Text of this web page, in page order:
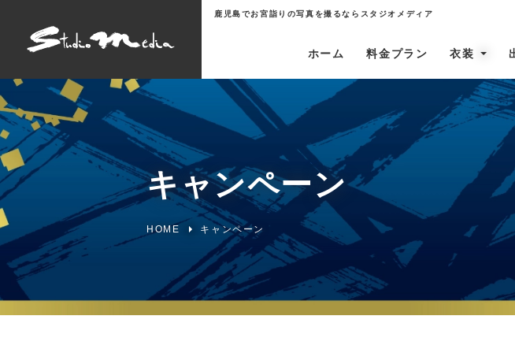
鹿児島でお宮詣りの写真を撮るならスタジオメディア
ホーム 料金プラン 衣装
男の子お宮詣り着 女の子お宮詣り着
キャンペーン
HOME キャンペーン